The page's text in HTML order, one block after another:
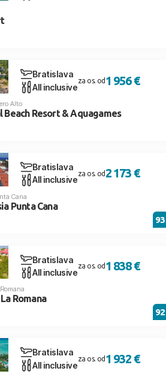
Alto
Beach Resort & Aquagames
Bratislava
All inclusive
za os. od 1 956 €
Cana
Punta Cana
Bratislava
All inclusive
za os. od 2 173 €
Romana
Bratislava
All inclusive
za os. od 1 838 €
Bratislava
All inclusive
za os. od 1 932 €